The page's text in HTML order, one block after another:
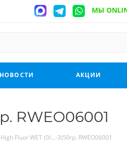
МЫ
АКЦИИ
RWEO06001
Fluor WET (0/...-3)50гр. RWEO06001